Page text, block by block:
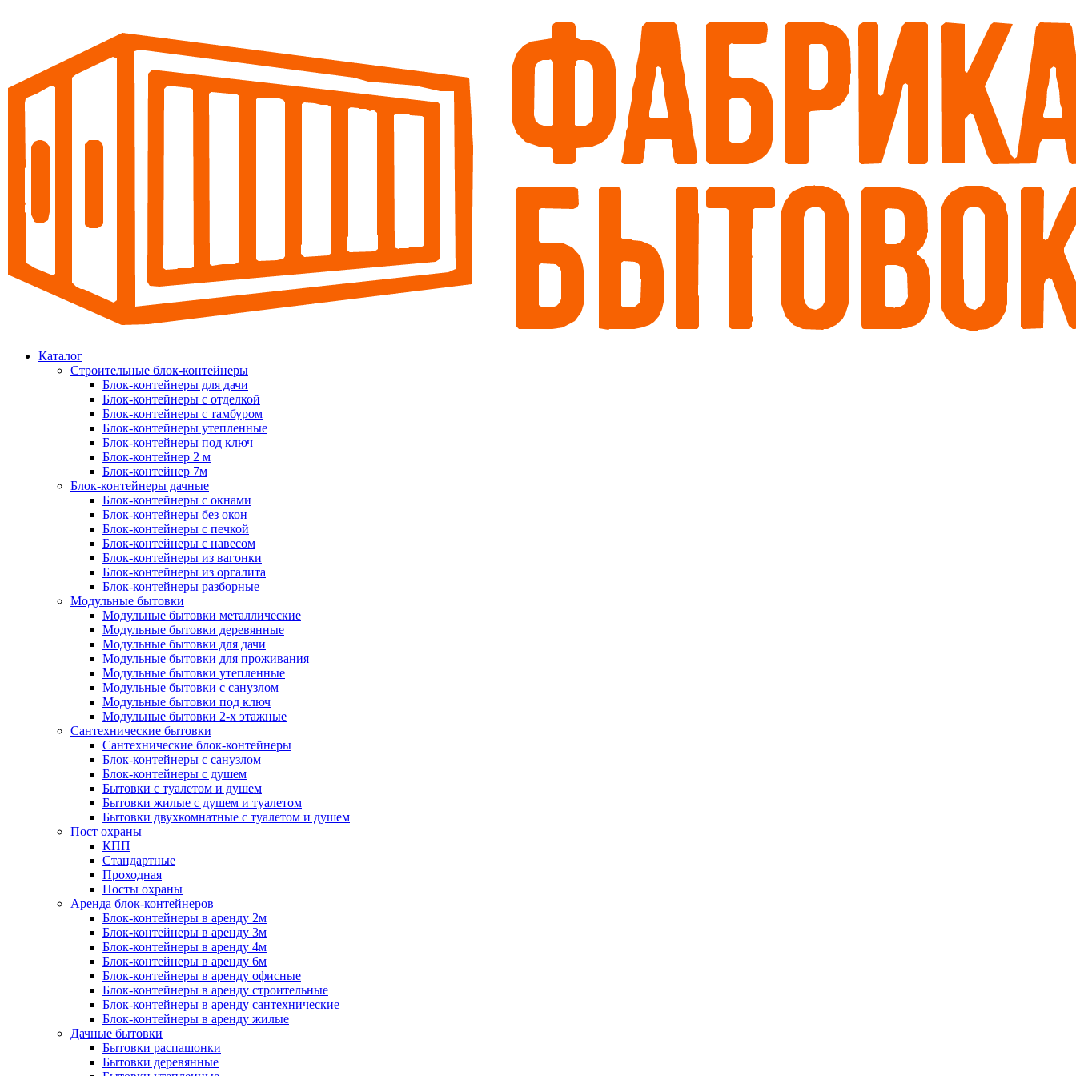
Каталог
Строительные блок-контейнеры
Блок-контейнеры для дачи
Блок-контейнеры с отделкой
Блок-контейнеры с тамбуром
Блок-контейнеры утепленные
Блок-контейнеры под ключ
Блок-контейнер 2 м
Блок-контейнер 7м
Блок-контейнеры дачные
Блок-контейнеры с окнами
Блок-контейнеры без окон
Блок-контейнеры с печкой
Блок-контейнеры с навесом
Блок-контейнеры из вагонки
Блок-контейнеры из оргалита
Блок-контейнеры разборные
Модульные бытовки
Модульные бытовки металлические
Модульные бытовки деревянные
Модульные бытовки для дачи
Модульные бытовки для проживания
Модульные бытовки утепленные
Модульные бытовки с санузлом
Модульные бытовки под ключ
Модульные бытовки 2-х этажные
Сантехнические бытовки
Сантехнические блок-контейнеры
Блок-контейнеры с санузлом
Блок-контейнеры с душем
Бытовки с туалетом и душем
Бытовки жилые с душем и туалетом
Бытовки двухкомнатные с туалетом и душем
Пост охраны
КПП
Стандартные
Проходная
Посты охраны
Аренда блок-контейнеров
Блок-контейнеры в аренду 2м
Блок-контейнеры в аренду 3м
Блок-контейнеры в аренду 4м
Блок-контейнеры в аренду 6м
Блок-контейнеры в аренду офисные
Блок-контейнеры в аренду строительные
Блок-контейнеры в аренду сантехнические
Блок-контейнеры в аренду жилые
Дачные бытовки
Бытовки распашонки
Бытовки деревянные